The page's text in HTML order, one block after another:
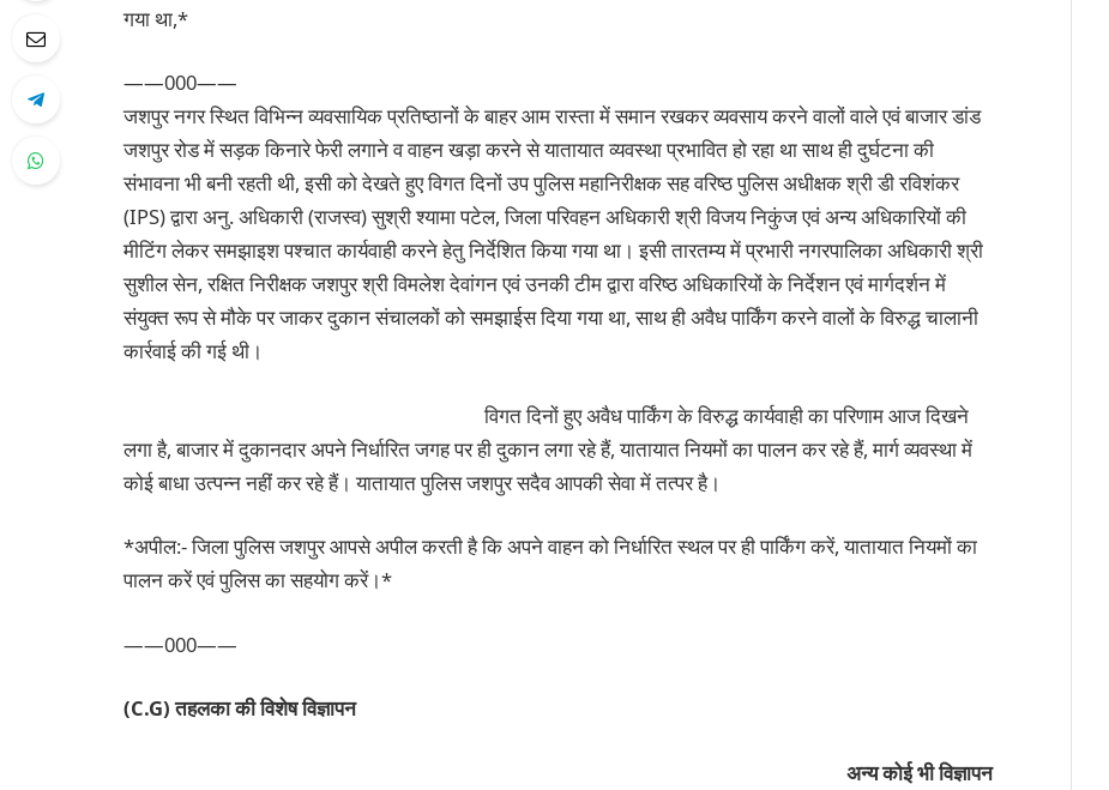
गया था,*
——000——
जशपुर नगर स्थित विभिन्न व्यवसायिक प्रतिष्ठानों के बाहर आम रास्ता में समान रखकर व्यवसाय करने वालों वाले एवं बाजार डांड
जशपुर रोड में सड़क किनारे फेरी लगाने व वाहन खड़ा करने से यातायात व्यवस्था प्रभावित हो रहा था साथ ही दुर्घटना की
संभावना भी बनी रहती थी, इसी को देखते हुए विगत दिनों उप पुलिस महानिरीक्षक सह वरिष्ठ पुलिस अधीक्षक श्री डी रविशंकर
(IPS) द्वारा अनु. अधिकारी (राजस्व) सुश्री श्यामा पटेल, जिला परिवहन अधिकारी श्री विजय निकुंज एवं अन्य अधिकारियों की
मीटिंग लेकर समझाइश पश्चात कार्यवाही करने हेतु निर्देशित किया गया था। इसी तारतम्य में प्रभारी नगरपालिका अधिकारी श्री
सुशील सेन, रक्षित निरीक्षक जशपुर श्री विमलेश देवांगन एवं उनकी टीम द्वारा वरिष्ठ अधिकारियों के निर्देशन एवं मार्गदर्शन में
संयुक्त रूप से मौके पर जाकर दुकान संचालकों को समझाईस दिया गया था, साथ ही अवैध पार्किंग करने वालों के विरुद्ध चालानी
कार्रवाई की गई थी।
विगत दिनों हुए अवैध पार्किंग के विरुद्ध कार्यवाही का परिणाम आज दिखने
लगा है, बाजार में दुकानदार अपने निर्धारित जगह पर ही दुकान लगा रहे हैं, यातायात नियमों का पालन कर रहे हैं, मार्ग व्यवस्था में
कोई बाधा उत्पन्न नहीं कर रहे हैं। यातायात पुलिस जशपुर सदैव आपकी सेवा में तत्पर है।
*अपील:- जिला पुलिस जशपुर आपसे अपील करती है कि अपने वाहन को निर्धारित स्थल पर ही पार्किंग करें, यातायात नियमों का
पालन करें एवं पुलिस का सहयोग करें।*
——000——
(C.G) तहलका की विशेष विज्ञापन
अन्य कोई भी विज्ञापन